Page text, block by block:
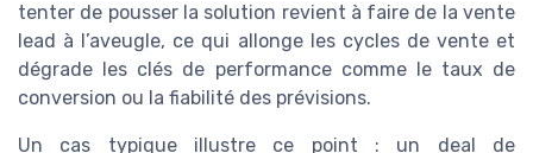
tenter de pousser la solution revient à faire de la vente
lead à l’aveugle, ce qui allonge les cycles de vente et
dégrade les clés de performance comme le taux de
conversion ou la fiabilité des prévisions.
Un cas typique illustre ce point : un deal de